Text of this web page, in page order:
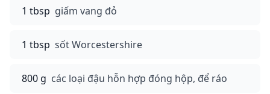
1 tbsp giấm vang đỏ
1 tbsp sốt Worcestershire
800 g các loại đậu hỗn hợp đóng hộp, để ráo